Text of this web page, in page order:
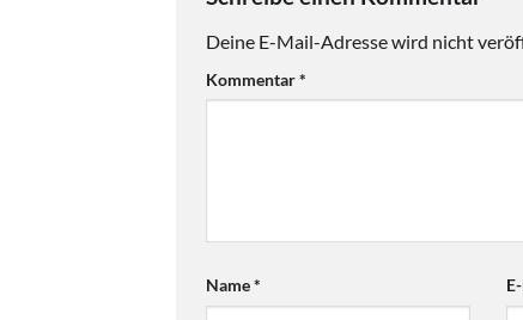
Deine E-Mail-Adresse wird nicht
Kommentar*
Name*